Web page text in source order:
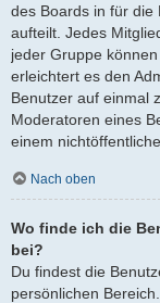
des Boards in für die
aufteilt. Jedes
jeder Gruppe
erleichtert es den
Benutzer auf einmal
Moderatoren eines
einem
Nach oben
Wo finde ich die
bei?
Du findest die
persönlichen